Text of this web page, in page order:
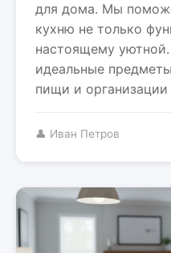
для дома. Мы
кухню не только
настоящему уютной.
идеальные
пищи и организации
👤 Иван Петров